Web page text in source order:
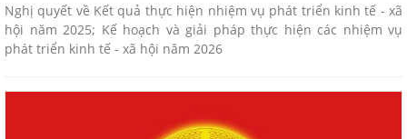
Nghị quyết về Kết quả thực hiện nhiệm vụ phát triển kinh tế - xã
hội năm 2025; Kế hoạch và giải pháp thực hiện các nhiệm vụ
phát triển kinh tế - xã hội năm 2026